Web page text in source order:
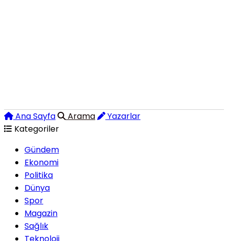
Ana Sayfa Arama
Yazarlar
Kategoriler
Gündem
Ekonomi
Politika
Dünya
Spor
Magazin
Sağlık